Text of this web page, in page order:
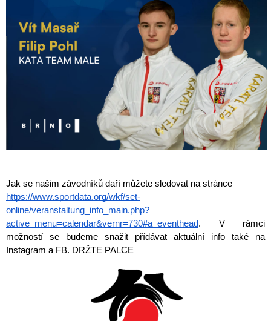
Jak se našim závodníků daří můžete sledovat na stránce
https://www.sportdata.org/wkf/set-
online/veranstaltung_info_main.php?
active_menu=calendar&vernr=730#a_eventhead. V rámci
možností se budeme snažit přídávat aktuální info také na
Instagram a FB. DRŽTE PALCE